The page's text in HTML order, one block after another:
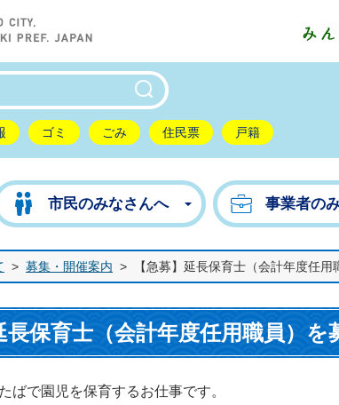
ゴミ ごみ 住民票 戸籍
市民のみなさんへ 事業者の
> 募集・開催案内 > 【急募】延長保育士（会計年度任用
長保育士（会計年度任用職員）を
ばで園児を保育するお仕事です。